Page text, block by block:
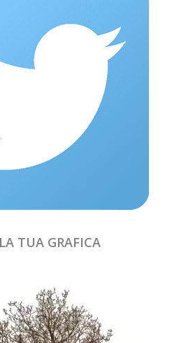
TUA GRAFICA